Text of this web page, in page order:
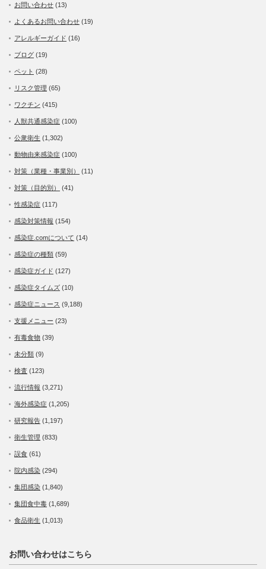
お問い合わせ (13)
よくあるお問い合わせ (19)
アレルギーガイド (16)
ブログ (19)
ペット (28)
リスク管理 (65)
ワクチン (415)
人獣共通感染症 (100)
公衆衛生 (1,302)
動物由来感染症 (100)
対策（業種・事業別） (11)
対策（目的別） (41)
性感染症 (117)
感染対策情報 (154)
感染症.comについて (14)
感染症の種類 (59)
感染症ガイド (127)
感染症タイムズ (10)
感染症ニュース (9,188)
支援メニュー (23)
有毒食物 (39)
未分類 (9)
検査 (123)
流行情報 (3,271)
海外感染症 (1,205)
研究報告 (1,197)
衛生管理 (833)
誤食 (61)
院内感染 (294)
集団感染 (1,840)
集団食中毒 (1,689)
食品衛生 (1,013)
お問い合わせはこちら